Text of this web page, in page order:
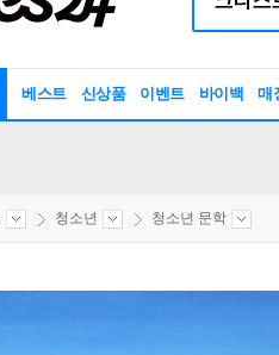
베스트 신상품 이벤트 바이백 매
청소년 청소년 문학